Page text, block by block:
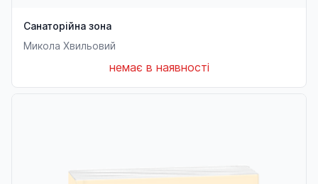
Санаторійна зона
Микола Хвильовий
немає в наявності